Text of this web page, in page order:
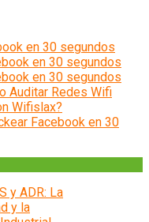
en 30 segundos
en 30 segundos
en 30 segundos
Auditar Redes Wifi
Wifislax?
Facebook en 30